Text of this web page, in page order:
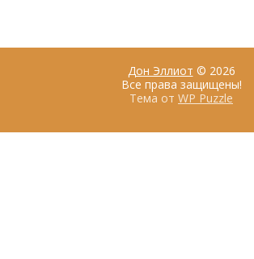
Дон Эллиот © 2026
Все права защищены!
Тема от WP Puzzle